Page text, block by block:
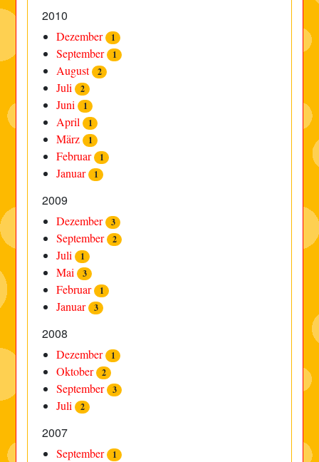
2010
Dezember 1
September 1
August 2
Juli 2
Juni 1
April 1
März 1
Februar 1
Januar 1
2009
Dezember 3
September 2
Juli 1
Mai 3
Februar 1
Januar 3
2008
Dezember 1
Oktober 2
September 3
Juli 2
2007
September 1